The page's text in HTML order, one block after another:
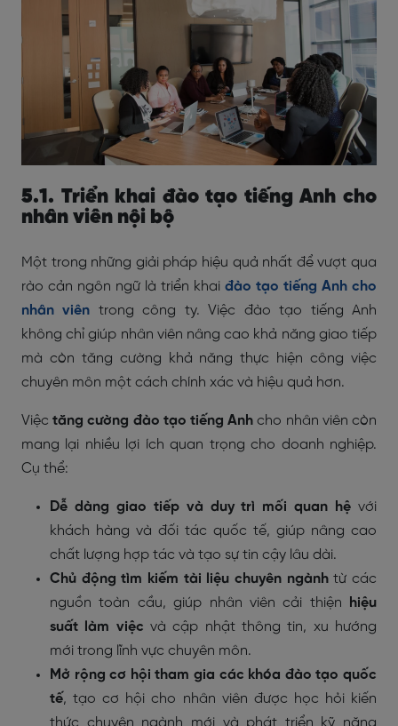
5.1. Triển khai đào tạo tiếng Anh cho
nhân viên nội bộ
Một trong những giải pháp hiệu quả nhất để vượt qua
rào cản ngôn ngữ là triển khai đào tạo tiếng Anh cho
nhân viên trong công ty. Việc đào tạo tiếng Anh
không chỉ giúp nhân viên nâng cao khả năng giao tiếp
mà còn tăng cường khả năng thực hiện công việc
chuyên môn một cách chính xác và hiệu quả hơn.
Việctăng cường đào tạo tiếng Anh cho nhân viên còn
mang lại nhiều lợi ích quan trọng cho doanh nghiệp.
Cụ thể:
Dễ dàng giao tiếp và duy trì mối quan hệ với
khách hàng và đối tác quốc tế, giúp nâng cao
chất lượng hợp tác và tạo sự tin cậy lâu dài.
Chủ động tìm kiếm tài liệu chuyên ngànhtừ các
nguồn toàn cầu, giúp nhân viên cải thiện
hiệu
suất làm việc và cập nhật thông tin, xu hướng
mới trong lĩnh vực chuyên môn.
Mở rộng cơ hội tham gia các khóa đào tạo quốc
tế, tạo cơ hội cho nhân viên được học hỏi kiến
thức chuyên ngành mới và phát triển kỹ năng